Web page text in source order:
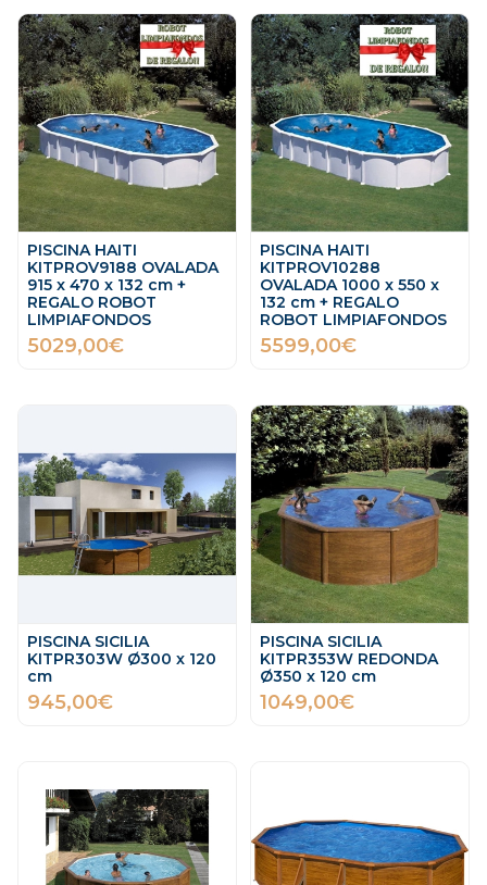
PISCINA HAITI
KITPROV9188 OVALADA
915 x 470 x 132 cm +
REGALO ROBOT
LIMPIAFONDOS
5029,00€
PISCINA HAITI
KITPROV10288
OVALADA 1000 x 550 x
132 cm + REGALO
ROBOT LIMPIAFONDOS
5599,00€
PISCINA SICILIA
KITPR303W Ø300 x 120
cm
945,00€
PISCINA SICILIA
KITPR353W REDONDA
Ø350 x 120 cm
1049,00€